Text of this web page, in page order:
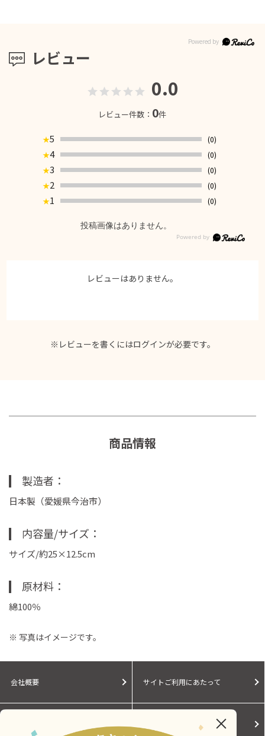
レビュー
0.0
レビュー件数： 0件
★5
(0)
★4
(0)
★3
(0)
★2
(0)
★1 (0)
投稿画像はありません。
レビューはありません。
※レビューを書くにはログインが必要です。
商品情報
製造者
日本製（愛媛県今治市）
内容量/サイズ
サイズ/約25×12.5cm
原材料
綿100％
※ 写真はイメージです。
会社概要 サイトご利用にあたって